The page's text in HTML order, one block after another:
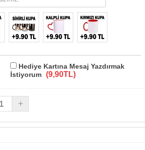
Hediye Kartına Mesaj Yazdırmak
İstiyorum (9,90TL)